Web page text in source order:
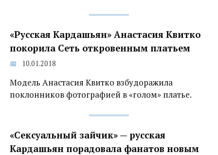
«Русская Кардашьян» Анастасия Квитко
покорила Сеть откровенным платьем
10.01.2018
Модель Анастасия Квитко взбудоражила
поклонников фотографией в «голом» платье.
«Сексуальный зайчик» — русская
Кардашьян порадовала фанатов новым